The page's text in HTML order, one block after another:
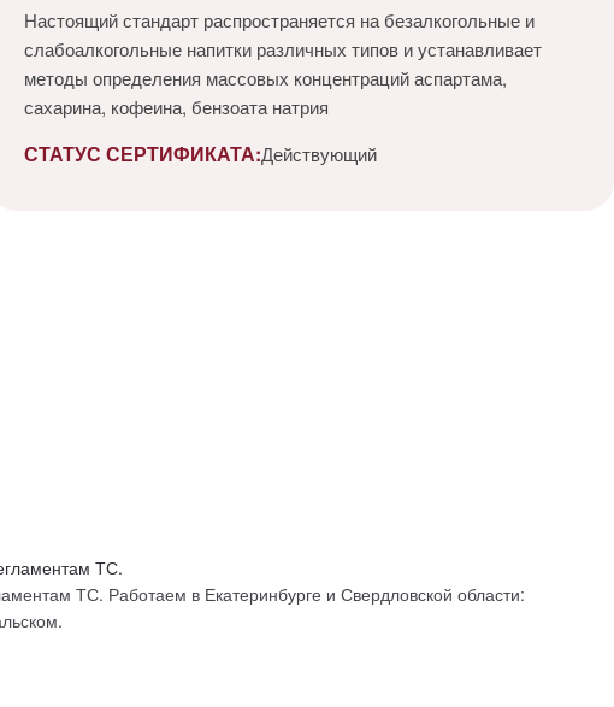
Настоящий стандарт распространяется на безалкогольные и
слабоалкогольные напитки различных типов и устанавливает
методы определения массовых концентраций аспартама,
сахарина, кофеина, бензоата натрия
СТАТУС СЕРТИФИКАТА:Действующий
ТС. Работаем в Екатеринбурге и Свердловской области: